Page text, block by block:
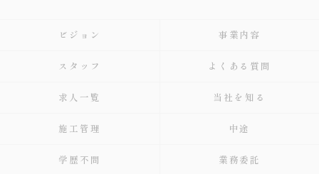
ビジョン 事業内容
スタッフ よくある質問
求人一覧 当社を知る
施工管理 中途
学歴不問 業務委託